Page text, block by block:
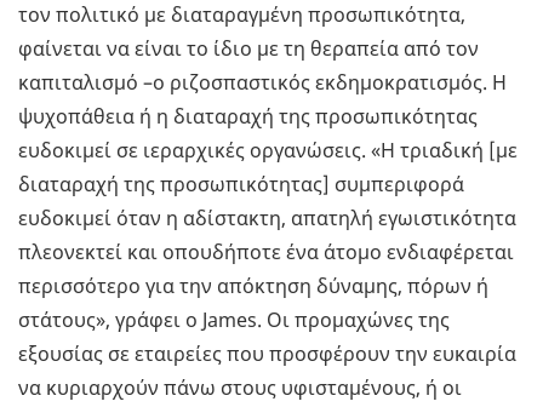
τον πολιτικό με διαταραγμένη προσωπικότητα,
φαίνεται να είναι το ίδιο με τη θεραπεία από τον
καπιταλισμό –ο ριζοσπαστικός εκδημοκρατισμός. Η
ψυχοπάθεια ή η διαταραχή της προσωπικότητας
ευδοκιμεί σε ιεραρχικές οργανώσεις. «Η τριαδική [με
διαταραχή της προσωπικότητας] συμπεριφορά
ευδοκιμεί όταν η αδίστακτη, απατηλή εγωιστικότητα
πλεονεκτεί και οπουδήποτε ένα άτομο ενδιαφέρεται
περισσότερο για την απόκτηση δύναμης, πόρων ή
στάτους», γράφει ο James. Οι προμαχώνες της
εξουσίας σε εταιρείες που προσφέρουν την ευκαιρία
να κυριαρχούν πάνω στους υφισταμένους, ή οι